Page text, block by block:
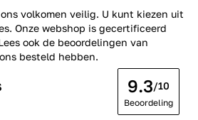
volkomen veilig. U kunt kiezen uit
Onze webshop is gecertificeerd
ook de beoordelingen van
besteld hebben.
9.3/10
Beoordeling